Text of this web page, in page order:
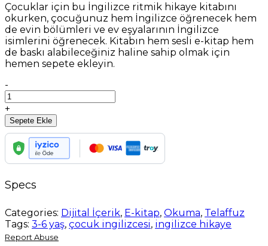
75.00 ₺.fiyat:
40.00 ₺.
Çocuklar için bu İngilizce ritmik hikaye kitabını
okurken, çocuğunuz hem İngilizce öğrenecek hem
de evin bölümleri ve ev eşyalarının İngilizce
isimlerini öğrenecek. Kitabın hem sesli e-kitap hem
de baskı alabileceğiniz haline sahip olmak için
hemen sepete ekleyin.
Where's
My
Teddy
Bear
-
Çocuklar
için
İngilizce
kitabı
-
+
Sepete Ekle
Specs
Categories: Dijital İçerik, E-kitap, Okuma, Telaffuz
Tags: 3-6 yaş, çocuk ingilizcesi, ingilizce hikaye
Report Abuse